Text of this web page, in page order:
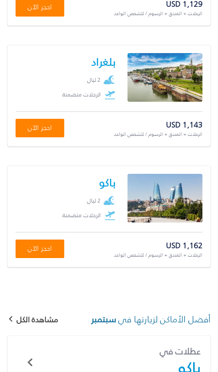
USD 1,129
الرحلات + الفندق + الرسوم / للشخص الواحد
احجز الآن
بلغراد
2 ليال
الرحلات متضمنة
USD 1,143
الرحلات + الفندق + الرسوم / للشخص الواحد
احجز الآن
باكو
2 ليال
الرحلات متضمنة
USD 1,162
الرحلات + الفندق + الرسوم / للشخص الواحد
احجز الآن
أفضل الأماكن لزيارتها فيسبتمبر مشاهدة الكل
عطلات في